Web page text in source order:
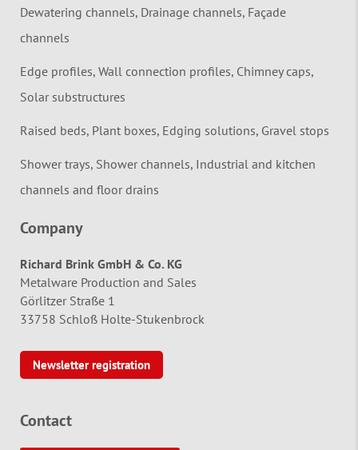
Dewatering channels, Drainage channels, Façade
channels
Edge profiles, Wall connection profiles, Chimney caps,
Solar substructures
Raised beds, Plant boxes, Edging solutions, Gravel stops
Shower trays, Shower channels, Industrial and kitchen
channels and floor drains
Company
Richard Brink GmbH & Co. KG
Metalware Production and Sales
Görlitzer Straße 1
33758 Schloß Holte-Stukenbrock
Newsletter registration
Contact